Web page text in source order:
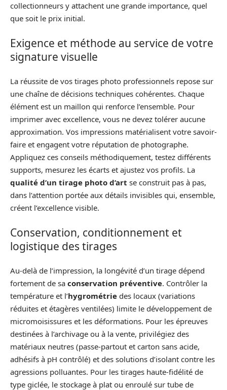
collectionneurs y attachent une grande importance, quel
que soit le prix initial.
Exigence et méthode au service de votre
signature visuelle
La réussite de vos tirages photo professionnels repose sur
une chaîne de décisions techniques cohérentes. Chaque
élément est un maillon qui renforce l’ensemble. Pour
imprimer avec excellence, vous ne devez tolérer aucune
approximation. Vos impressions matérialisent votre savoir-
faire et engagent votre réputation de photographe.
Appliquez ces conseils méthodiquement, testez différents
supports, mesurez les écarts et ajustez vos profils. La
qualité d’un tirage photo d’art se construit pas à pas,
dans l’attention portée aux détails invisibles qui, ensemble,
créent l’excellence visible.
Conservation, conditionnement et
logistique des tirages
Au-delà de l’impression, la longévité d’un tirage dépend
fortement de sa conservation préventive. Contrôler la
température et l’hygrométrie des locaux (variations
réduites et étagères ventilées) limite le développement de
micromoisissures et les déformations. Pour les épreuves
destinées à l’archivage ou à la vente, privilégiez des
matériaux neutres (passe-partout et carton sans acide,
adhésifs à pH contrôlé) et des solutions d’isolant contre les
agressions polluantes. Pour les tirages haute-fidélité de
type giclée, le stockage à plat ou enroulé sur tube de